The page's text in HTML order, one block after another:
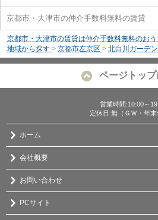
京都市・大津市の仲介手数料無料の賃貸
京都市・大津市の賃貸は仲介手数料無料のお
地域から探す > 京都市左京区 > 北白川ガーデ
ページトップ
営業時間:10:00～
定休日:無（ＧＷ・年末
ホーム
会社概要
お問い合わせ
PCサイト